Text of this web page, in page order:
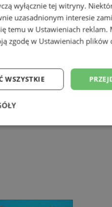
w Wodzisławiu
wyłącznie tej witryny.
uzasadnionym interesie
temu w Ustawieniach reklam.
zgodę w Ustawieniach plików
WSZYSTKIE
Wydajność